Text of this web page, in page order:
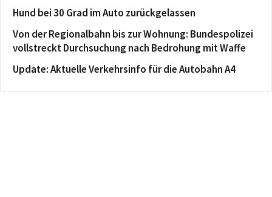
Hund bei 30 Grad im Auto zurückgelassen
Von der Regionalbahn bis zur Wohnung: Bundespolizei
vollstreckt Durchsuchung nach Bedrohung mit Waffe
Update: Aktuelle Verkehrsinfo für die Autobahn A4